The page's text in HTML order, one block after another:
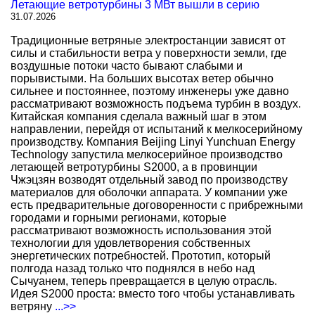
Летающие ветротурбины 3 МВт вышли в серию
31.07.2026
Традиционные ветряные электростанции зависят от
силы и стабильности ветра у поверхности земли, где
воздушные потоки часто бывают слабыми и
порывистыми. На больших высотах ветер обычно
сильнее и постояннее, поэтому инженеры уже давно
рассматривают возможность подъема турбин в воздух.
Китайская компания сделала важный шаг в этом
направлении, перейдя от испытаний к мелкосерийному
производству. Компания Beijing Linyi Yunchuan Energy
Technology запустила мелкосерийное производство
летающей ветротурбины S2000, а в провинции
Чжэцзян возводят отдельный завод по производству
материалов для оболочки аппарата. У компании уже
есть предварительные договоренности с прибрежными
городами и горными регионами, которые
рассматривают возможность использования этой
технологии для удовлетворения собственных
энергетических потребностей. Прототип, который
полгода назад только что поднялся в небо над
Сычуанем, теперь превращается в целую отрасль.
Идея S2000 проста: вместо того чтобы устанавливать
ветряну ...>>